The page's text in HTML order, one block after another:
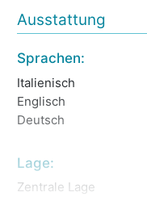
Ausstattung
Sprachen:
Italienisch
Englisch
Deutsch
Lage:
Zentrale Lage